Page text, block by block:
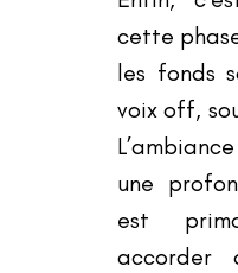
cette
les fonds
voix off,
L’
une
est
accorder